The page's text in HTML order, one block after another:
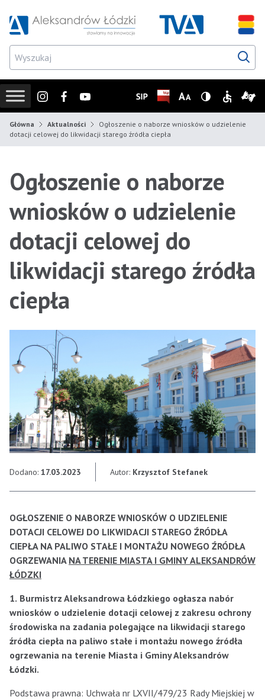
Główna Aktualności
Ogłoszenie o naborze wniosków o udzielenie
dotacji celowej do likwidacji starego źródła ciepła
Ogłoszenie o naborze
wniosków o udzielenie
dotacji celowej do
likwidacji starego źródła
ciepła
Dodano: 17.03.2023 Autor: Krzysztof Stefanek
OGŁOSZENIE O NABORZE WNIOSKÓW O UDZIELENIE
DOTACJI CELOWEJ DO LIKWIDACJI STAREGO ŹRÓDŁA
CIEPŁA NA PALIWO STAŁE I MONTAŻU NOWEGO ŹRÓDŁA
OGRZEWANIA NA TERENIE MIASTA I GMINY ALEKSANDRÓW
ŁÓDZKI
1. Burmistrz Aleksandrowa Łódzkiego ogłasza nabór
wniosków o udzielenie dotacji celowej z zakresu ochrony
środowiska na zadania polegające na likwidacji starego
źródła ciepła na paliwo stałe i montażu nowego źródła
ogrzewania na terenie Miasta i Gminy Aleksandrów
Łódzki.
Podstawa prawna: Uchwała nr LXVII/479/23 Rady Miejskiej w